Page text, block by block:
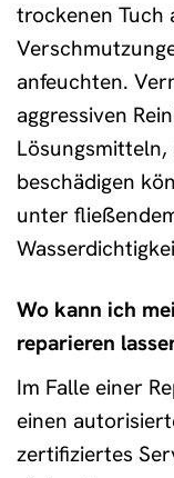
trockenen Tuch
anfeuchten.
aggressiven
Lösungsmitteln,
beschädigen
unter
Wo kann ich
reparieren
Im Falle einer
einen
zertifiziertes